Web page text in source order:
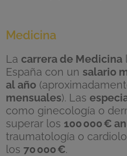
Medicina
La carrera de Medicina
España con un salario
al año
mensuales). Las
como ginecología o
superar los 100000€
traumatología o
los 70000€.